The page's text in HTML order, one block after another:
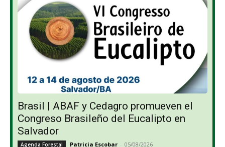
Brasil | ABAF y Cedagro promueven el
Congreso Brasileño del Eucalipto en
Salvador
Agenda Forestal Patricia Escobar - 05/08/2026